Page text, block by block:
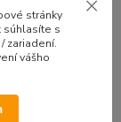
|
39,90
32,44 EUR
stránky
súhlasíte s
zariadení.
vášho